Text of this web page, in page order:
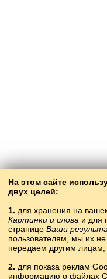
На этом сайте
двух целей:
1. для хранения на
Картинки и слова и для
странице Ваши
пользователям, мы их
передаем другим лицам;
2. для показа реклам
информацию о файлах